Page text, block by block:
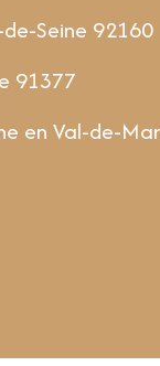
Seine 92160
91377
en Val-de-